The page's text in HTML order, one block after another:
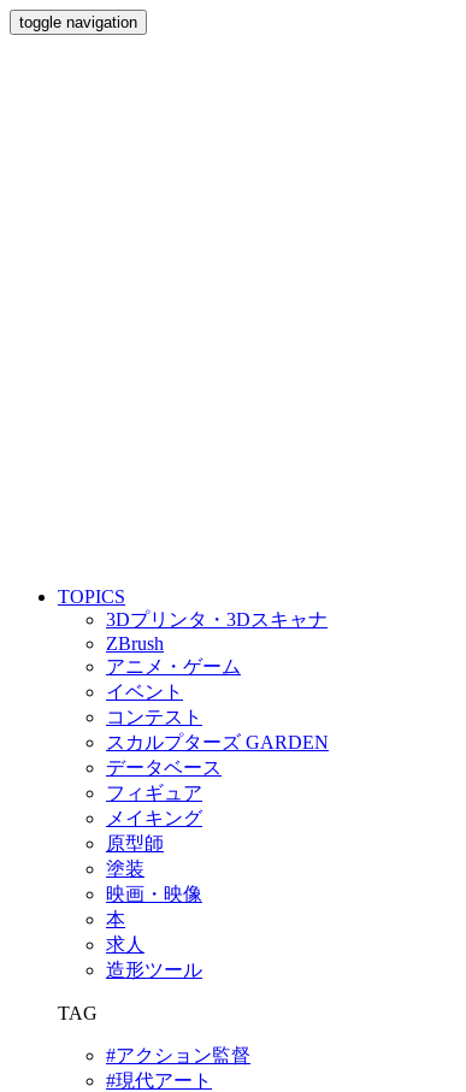
toggle navigation
TOPICS
3Dプリンタ・3Dスキャナ
ZBrush
アニメ・ゲーム
イベント
コンテスト
スカルプターズ GARDEN
データベース
フィギュア
メイキング
原型師
塗装
映画・映像
本
求人
造形ツール
TAG
#アクション監督
#現代アート